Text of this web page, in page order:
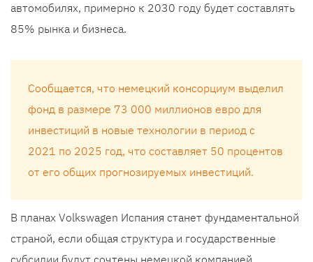
автомобилях, примерно к 2030 году будет составлять
85% рынка и бизнеса.
Сообщается, что немецкий консорциум выделил
фонд в размере 73 000 миллионов евро для
инвестиций в новые технологии в период с
2021 по 2025 год, что составляет 50 процентов
от его общих прогнозируемых инвестиций.
В планах Volkswagen Испания станет фундаментальной
страной, если общая структура и государственные